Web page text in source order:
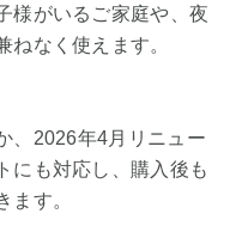
様がいるご家庭や、夜
ねなく使えます。
、2026年4月リニュー
にも対応し、購入後も
ます。